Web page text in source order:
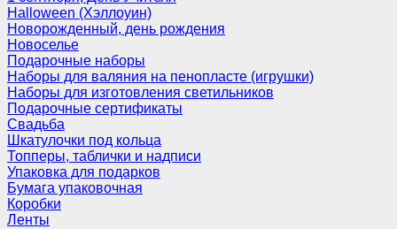
Halloween (Хэллоуин)
Новорожденный, день рождения
Новоселье
Подарочные наборы
Наборы для валяния на пенопласте (игрушки)
Наборы для изготовления светильников
Подарочные сертификаты
Свадьба
Шкатулочки под кольца
Топперы, таблички и надписи
Упаковка для подарков
Бумага упаковочная
Коробки
Ленты